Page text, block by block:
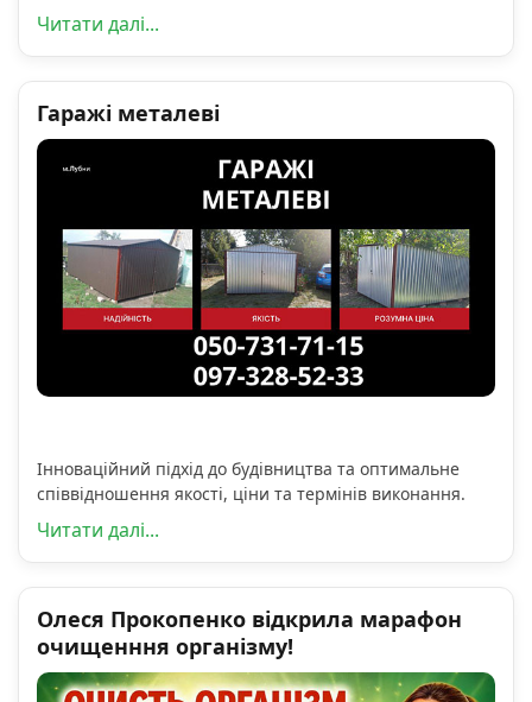
Читати далі...
Гаражі металеві
Інноваційний підхід до будівництва та оптимальне
співвідношення якості, ціни та термінів виконання.
Читати далі...
Олеся Прокопенко відкрила марафон
очищенння організму!